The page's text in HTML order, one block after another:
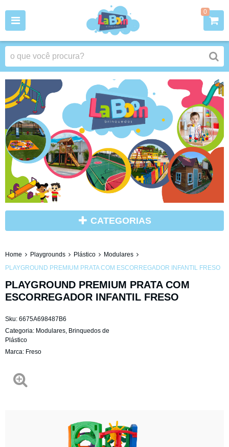
0
CATEGORIAS
Home Playgrounds Plástico
Modulares
PLAYGROUND PREMIUM PRATA COM ESCORREGADOR INFANTIL FRESO
PLAYGROUND PREMIUM PRATA COM
ESCORREGADOR INFANTIL FRESO
Sku: 6675A698487B6
Categoria: Modulares, Brinquedos de
Plástico
Marca: Freso